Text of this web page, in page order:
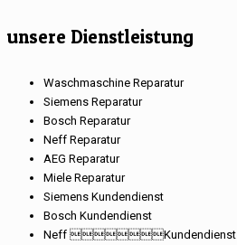
unsere Dienstleistung
Waschmaschine Reparatur
Siemens Reparatur
Bosch Reparatur
Neff Reparatur
AEG Reparatur
Miele Reparatur
Siemens Kundendienst
Bosch Kundendienst
Neff Kundendienst